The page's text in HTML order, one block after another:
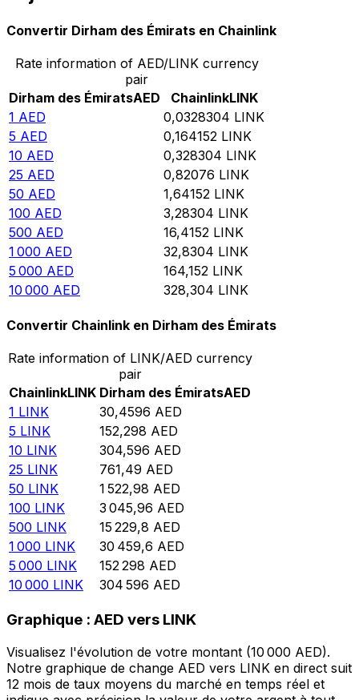
Convertir Dirham des Émirats en Chainlink
Rate information of AED/LINK currency
pair
Dirham des ÉmiratsAED ChainlinkLINK
1 AED 0,0328304 LINK
5 AED 0,164152 LINK
10 AED 0,328304 LINK
25 AED 0,82076 LINK
50 AED 1,64152 LINK
100 AED 3,28304 LINK
500 AED 16,4152 LINK
1 000 AED 32,8304 LINK
5 000 AED 164,152 LINK
10 000 AED 328,304 LINK
Convertir Chainlink en Dirham des Émirats
Rate information of LINK/AED currency
pair
ChainlinkLINK Dirham des ÉmiratsAED
1 LINK 30,4596 AED
5 LINK 152,298 AED
10 LINK 304,596 AED
25 LINK 761,49 AED
50 LINK 1 522,98 AED
100 LINK 3 045,96 AED
500 LINK 15 229,8 AED
1 000 LINK 30 459,6 AED
5 000 LINK 152 298 AED
10 000 LINK 304 596 AED
Graphique : AED vers LINK
Visualisez l'évolution de votre montant (10 000 AED).
Notre graphique de change AED vers LINK en direct suit
12 mois de taux moyens du marché en temps réel et